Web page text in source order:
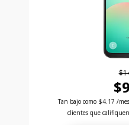
Antes el precio era
Tan bajo como $4.17 /
clientes que